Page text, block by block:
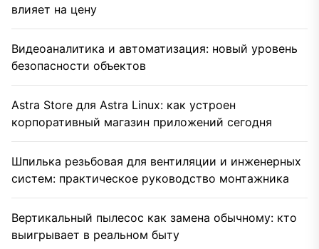
влияет на цену
Видеоаналитика и автоматизация: новый уровень
безопасности объектов
Astra Store для Astra Linux: как устроен
корпоративный магазин приложений сегодня
Шпилька резьбовая для вентиляции и инженерных
систем: практическое руководство монтажника
Вертикальный пылесос как замена обычному: кто
выигрывает в реальном быту